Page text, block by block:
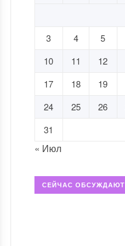
3
4 5
10 11 12
17
18 19
24
25 26
31
« Июл
СЕЙЧАС ОБСУЖДАЮТ